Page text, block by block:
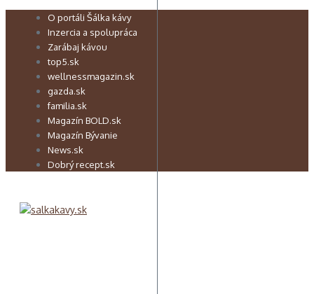
Preskočiť O portáli Šálka kávy
Inzercia a spolupráca
Zarábaj kávou
top5.sk
wellnessmagazin.sk
gazda.sk
familia.sk
Magazín BOLD.sk
Magazín Bývanie
News.sk
Dobrý recept.sk